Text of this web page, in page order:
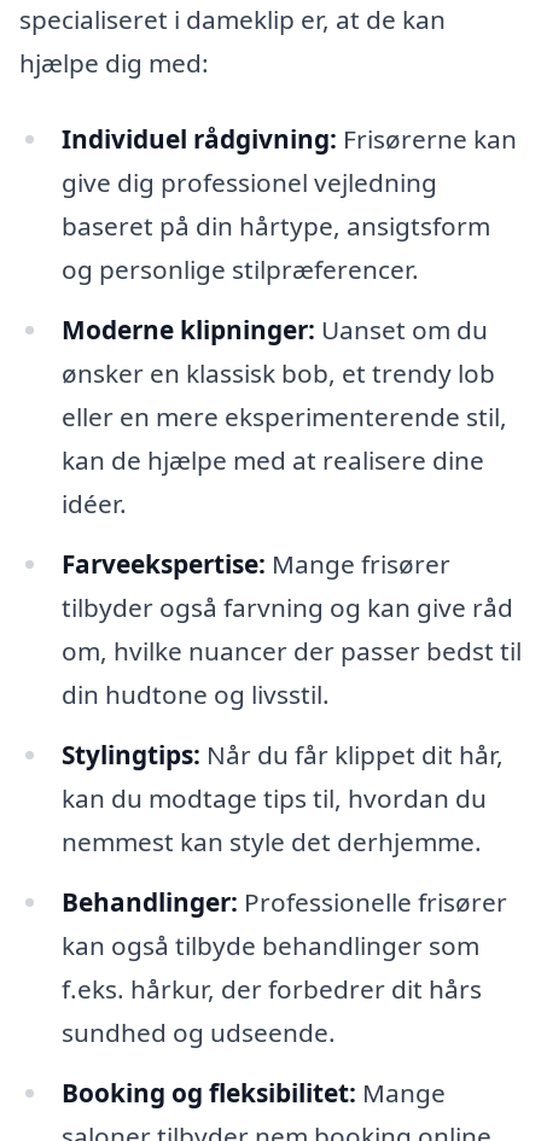
specialiseret i dameklip er, at de kan
hjælpe dig med:
Individuel rådgivning: Frisørerne kan
give dig professionel vejledning
baseret på din hårtype, ansigtsform
og personlige stilpræferencer.
Moderne klipninger: Uanset om du
ønsker en klassisk bob, et trendy lob
eller en mere eksperimenterende stil,
kan de hjælpe med at realisere dine
idéer.
Farveekspertise: Mange frisører
tilbyder også farvning og kan give råd
om, hvilke nuancer der passer bedst til
din hudtone og livsstil.
Stylingtips: Når du får klippet dit hår,
kan du modtage tips til, hvordan du
nemmest kan style det derhjemme.
Behandlinger: Professionelle frisører
kan også tilbyde behandlinger som
f.eks. hårkur, der forbedrer dit hårs
sundhed og udseende.
Booking og fleksibilitet: Mange